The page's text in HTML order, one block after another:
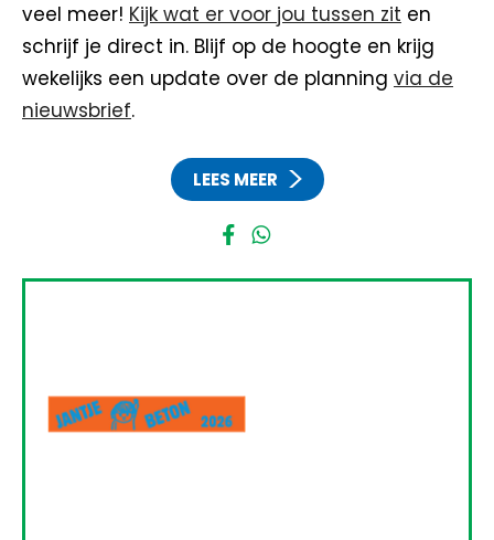
veel meer! Kijk wat er voor jou tussen zit en
schrijf je direct in. Blijf op de hoogte en krijg
wekelijks een update over de planning via de
nieuwsbrief.
LEES MEER